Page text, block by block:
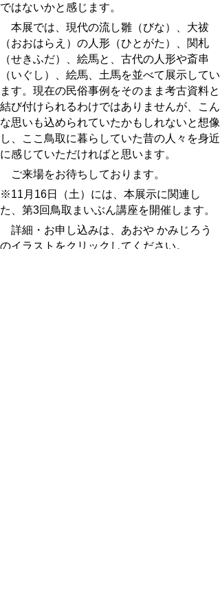
ではないかと感じます。
本展では、現代の流し雛（びな）、大祓
（おおはらえ）の人形（ひとがた）、関札
（せきふだ）、絵馬と、古代の人形や斎串
（いぐし）、絵馬、土馬を並べて展示してい
ます。現在の民俗事例をそのまま考古資料と
結び付けられるわけではありませんが、こん
な思いも込められていたかもしれないと想像
し、ここ鳥取に暮らしていた昔の人々を身近
に感じていただければと思います。
ご来場をお待ちしております。
※11 月16日（土）には、本展示に関連し
た、第3回鳥取まいぶん講座を開催します。
詳細・お申し込みは、あおや かみじろう
のイラストをクリックしてください。